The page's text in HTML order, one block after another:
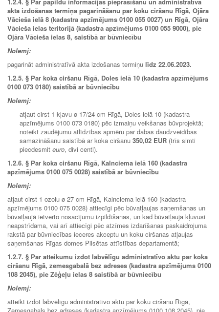
akta izdošanas termiņa pagarināšanu par koku ciršanu Rīgā, Ojāra
Vācieša ielā 8 (kadastra apzīmējums 0100 055 0027) un Rīgā, Ojāra
Vācieša ielas teritorijā (kadastra apzīmējums 0100 055 9000), pie
Ojāra Vācieša ielas 8, saistībā ar būvniecību
Nolemj:
pagarināt administratīvā akta izdošanas termiņu līdz 22.06.2023.
1.2.5. § Par koka ciršanu Rīgā, Doles ielā 10 (kadastra apzīmējums
0100 073 0180) saistībā ar būvniecību
Nolemj:
atļaut cirst 1 kļavu ø 17/24 cm Rīgā, Doles ielā 10 (kadastra
apzīmējums 0100 073 0180) pēc izmaiņu veikšanas būvprojektā;
noteikt zaudējumu atlīdzības apmēru par dabas daudzveidības
samazināšanu saistībā ar koka ciršanu 350,02 EUR (trīs simti
piecdesmit euro, divi centi).
1.2.6. § Par koka ciršanu Rīgā, Kalnciema ielā 160 (kadastra
apzīmējums 0100 075 0028) saistībā ar būvniecību
Nolemj:
atļaut cirst 1 ozolu ø 27 cm Rīgā, Kalnciema ielā 160 (kadastra
apzīmējums 0100 075 0028) attiecīgi pēc būvatļaujas saņemšanas un
būvatļaujā ietverto nosacījumu izpildīšanas, un kad būvatļauja kļuvusi
neapstrīdama, vai arī attiecīgi pēc atzīmes izdarīšanas paskaidrojuma
rakstā par būvniecības ieceres akceptu un koku ciršanas atļaujas
saņemšanas Rīgas domes Pilsētas attīstības departamentā;
1.2.7. § Par atteikumu izdot labvēlīgu administratīvo aktu par koka
ciršanu Rīgā, zemesgabalā bez adreses (kadastra apzīmējums 0100
108 2045), pie Zēģeļu ielas 8 saistībā ar būvniecību
Nolemj:
atteikt izdot labvēlīgu administratīvo aktu par koku ciršanu Rīgā,